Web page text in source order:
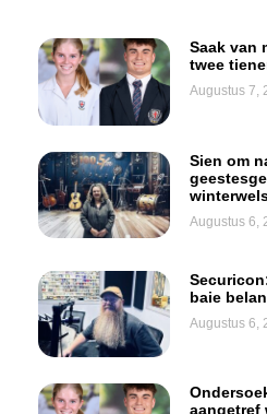
Saak van
twee
Augustus 7,
Sien om
Augustus 6,
baie
Augustus 6,
aangetref